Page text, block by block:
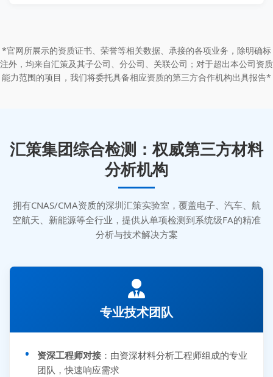
*官网所展示的资质证书、荣誉等相关数据、承接的各项业务，除明确标
注外，均来自汇策及其子公司、分公司、关联公司；对于超出本公司资质
能力范围的项目，我们将委托具备相应资质的第三方合作机构出具报告*
汇策集团综合检测：权威第三方材料
分析机构
拥有CNAS/CMA资质的深圳汇策实验室，覆盖电子、汽车、航
空航天、新能源等全行业，提供从单项检测到系统级FA的精准
分析与技术解决方案
专业技术团队
资深工程师对接 ：由资深材料分析工程师组成的专业
团队，快速响应需求